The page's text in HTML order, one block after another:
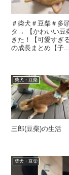
＃柴犬＃豆柴＃多
タ→ 【かわいい豆
きた！【可愛すぎ
の成長まとめ【子...
柴犬・豆柴
三郎(豆柴)の生活
柴犬・豆柴